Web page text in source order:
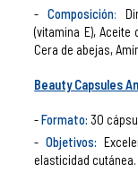
Composición:
(vitamina E), Aceite
Cera de abejas,
Beauty Capsules
Formato: 30
Objetivos:
elasticidad cutánea.